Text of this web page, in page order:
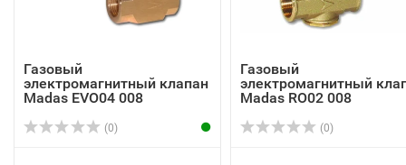
Газовый
электромагнитный клапан
Madas EVО04 008
(0)
Газовый
электромагнитный
Madas RO02 008
(0)